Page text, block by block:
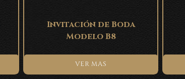
Invitación de Boda
Modelo B8
VER MAS